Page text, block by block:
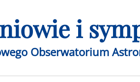
i
Obserwatorium